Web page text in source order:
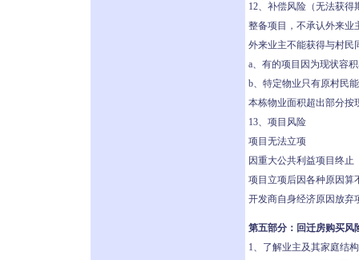
12、补偿风险（无法获得
整备项目，不承认外来业
外来业主不能获得与村民
a、有的项目因为现状容
b、特定物业只有原村民
本栋物业面积超出部分按
13、项目风险
项目无法立项
因重大公共利益项目终止
项目立项后因各种原因算
开发商自身经济原因放弃
第五部分：回迁房购买风
1、了解业主及其家庭结